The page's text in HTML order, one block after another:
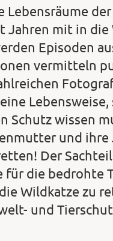
Lebensräume
Jahren mit in die
Episoden
vermitteln
Lebensweise,
Schutz wissen
und ihre
Der
für die bedrohte
Wildkatze zu
und